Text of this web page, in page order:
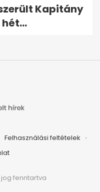
Kapitány
Felhasználási feltételek
fenntartva